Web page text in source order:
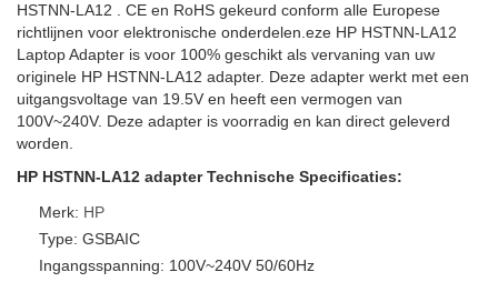
HSTNN-LA12 . CE en RoHS gekeurd conform alle Europese
richtlijnen voor elektronische onderdelen.eze HP HSTNN-LA12
Laptop Adapter is voor 100% geschikt als vervaning van uw
originele HP HSTNN-LA12 adapter. Deze adapter werkt met een
uitgangsvoltage van 19.5V en heeft een vermogen van
100V~240V. Deze adapter is voorradig en kan direct geleverd
worden.
HP HSTNN-LA12 adapter Technische Specificaties:
Merk: HP
Type: GSBAIC
Ingangsspanning: 100V~240V 50/60Hz